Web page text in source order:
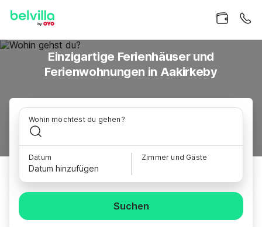
Einzigartige Ferienhäuser und
Ferienwohnungen in Aakirkeby
Wohin möchtest du gehen?
Datum
Datum hinzufügen
Zimmer und Gäste
Suchen